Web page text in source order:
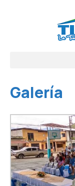
Galería